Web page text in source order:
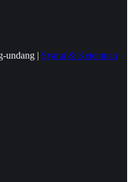
undang | Syarat & Ketentuan